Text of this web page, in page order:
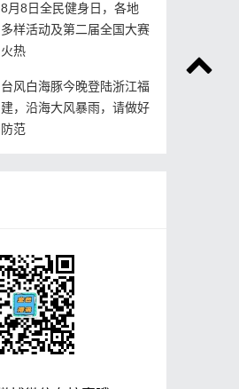
8月8日全民健身日，各地
多样活动及第二届全国大赛
火热
台风白海豚今晚登陆浙江福
建，沿海大风暴雨，请做好
防范